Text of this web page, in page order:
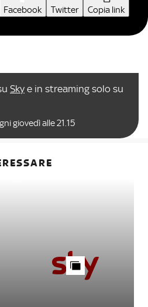
Facebook Twitter Copia link
Sky e in streaming solo su
giovedì alle 21.15